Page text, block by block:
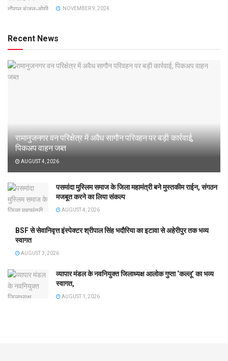
NOVEMBER 9, 2024
Recent News
रामानुजनगर वन परिक्षेत्र में अवैध सागौन परिवहन पर बड़ी कार्रवाई,
पिकअप वाहन जब्त
AUGUST 4, 2026
पसमांदा मुस्लिम समाज के जिला महामंत्री बने मुस्तकीम राईन, संगठन
मजबूत करने का लिया संकल्प
AUGUST 4, 2026
BSF से सेवानिवृत्त इंस्पेक्टर श्रीपाल सिंह भदौरिया का इटावा से अहेरीपुर तक भव्य
स्वागत
AUGUST 3, 2026
व्यापार मंडल के नवनियुक्त जिलाध्यक्ष आलोक गुप्ता ‘कल्लू’ का भव्य
स्वागत,
AUGUST 1, 2026